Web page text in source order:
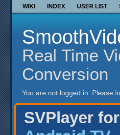
WIKI INDEX USER LIST
Real Time
Conversion
You are not logged in. Please
SVPlayer